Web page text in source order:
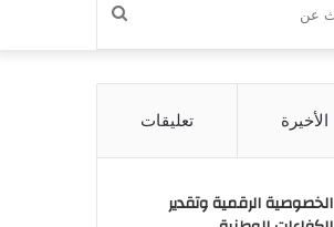
بحث
عن
الأخيرة تعليقات
الخصوصية الرقمية وتقدير